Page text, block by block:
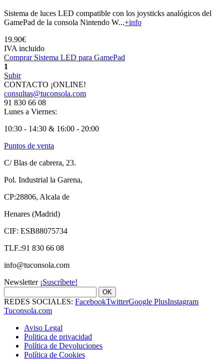
Sistema de luces LED compatible con los joysticks analógicos del
GamePad de la consola Nintendo W...+info
19.90€
IVA incluido
Comprar Sistema LED para GamePad
1
Subir
CONTACTO ¡ONLINE!
consultas@tuconsola.com
91 830 66 08
Lunes a Viernes:
10:30 - 14:30 & 16:00 - 20:00
Puntos de venta
C/ Blas de cabrera, 23.
Pol. Industrial la Garena,
CP:28806, Alcala de
Henares (Madrid)
CIF: ESB88075734
TLF.:91 830 66 08
info@tuconsola.com
Newsletter ¡Suscríbete!
OK
REDES SOCIALES: FacebookTwitterGoogle PlusInstagram
Tuconsola.com
Aviso Legal
Politica de privacidad
Política de Devoluciones
Política de Cookies